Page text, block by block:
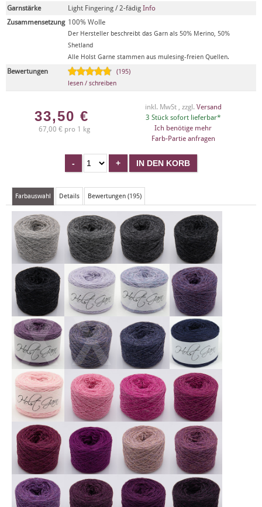
Garnstärke
Light Fingering / 2-fädig Info
Zusammensetzung 100% Wolle
Der Hersteller beschreibt das Garn als 50% Merino, 50%
Shetland
Alle Holst Garne stammen aus mulesing-freien Quellen.
Bewertungen
(195)
lesen / schreiben
33,50 €
67,00 € pro 1 kg
inkl. MwSt , zzgl. Versand
3 Stück sofort lieferbar*
Ich benötige mehr
Farb-Partie anfragen
Farbauswahl Details Bewertungen (195)
X
X X